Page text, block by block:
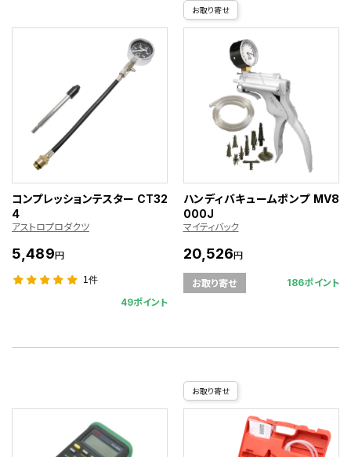
コンプレッションテスター CT32
4
アストロプロダクツ
5,489円
1件
49ポイント
お取り寄せ
ハンディバキュームポンプ MV8
000J
マイティバック
20,526円
お取り寄せ 186ポイント
お取り寄せ